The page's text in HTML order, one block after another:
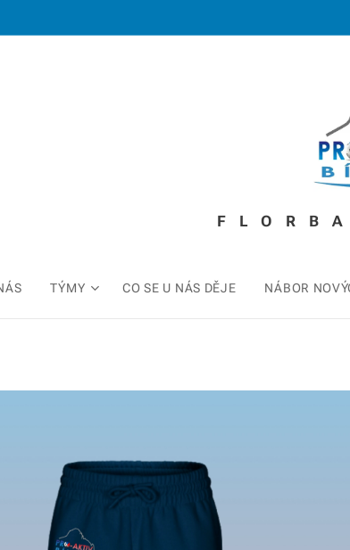
TÝMY CO SE U NÁS DĚJE NÁBOR